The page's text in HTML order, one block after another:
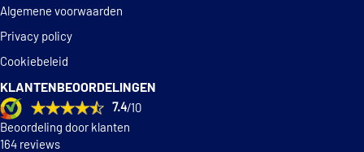
Algemene voorwaarden
Privacy policy
Cookiebeleid
KLANTENBEOORDELINGEN
7.4/10
Beoordeling door klanten
164 reviews